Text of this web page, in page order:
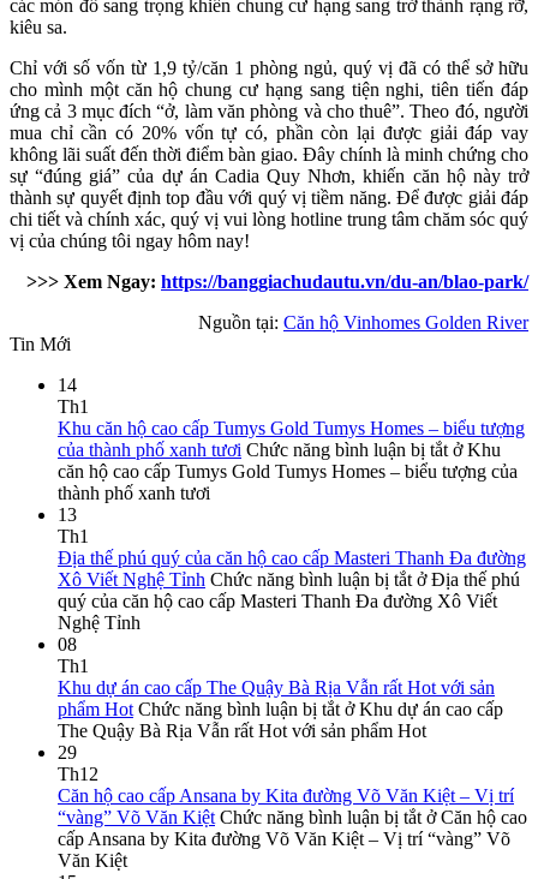
các món đồ sang trọng khiến chung cư hạng sang trở thành rạng rỡ,
kiêu sa.
Chỉ với số vốn từ 1,9 tỷ/căn 1 phòng ngủ, quý vị đã có thể sở hữu
cho mình một căn hộ chung cư hạng sang tiện nghi, tiên tiến đáp
ứng cả 3 mục đích “ở, làm văn phòng và cho thuê”. Theo đó, người
mua chỉ cần có 20% vốn tự có, phần còn lại được giải đáp vay
không lãi suất đến thời điểm bàn giao. Đây chính là minh chứng cho
sự “đúng giá” của dự án Cadia Quy Nhơn, khiến căn hộ này trở
thành sự quyết định top đầu với quý vị tiềm năng. Để được giải đáp
chi tiết và chính xác, quý vị vui lòng hotline trung tâm chăm sóc quý
vị của chúng tôi ngay hôm nay!
>>> Xem Ngay: https://banggiachudautu.vn/du-an/blao-park/
Nguồn tại: Căn hộ Vinhomes Golden River
Tin Mới
14
Th1
Khu căn hộ cao cấp Tumys Gold Tumys Homes – biểu tượng
của thành phố xanh tươi Chức năng bình luận bị tắt ở Khu
căn hộ cao cấp Tumys Gold Tumys Homes – biểu tượng của
thành phố xanh tươi
13
Th1
Địa thế phú quý của căn hộ cao cấp Masteri Thanh Đa đường
Xô Viết Nghệ Tỉnh Chức năng bình luận bị tắt ở Địa thế phú
quý của căn hộ cao cấp Masteri Thanh Đa đường Xô Viết
Nghệ Tỉnh
08
Th1
Khu dự án cao cấp The Quậy Bà Rịa Vẫn rất Hot với sản
phẩm Hot Chức năng bình luận bị tắt ở Khu dự án cao cấp
The Quậy Bà Rịa Vẫn rất Hot với sản phẩm Hot
29
Th12
Căn hộ cao cấp Ansana by Kita đường Võ Văn Kiệt – Vị trí
“vàng” Võ Văn Kiệt Chức năng bình luận bị tắt ở Căn hộ cao
cấp Ansana by Kita đường Võ Văn Kiệt – Vị trí “vàng” Võ
Văn Kiệt